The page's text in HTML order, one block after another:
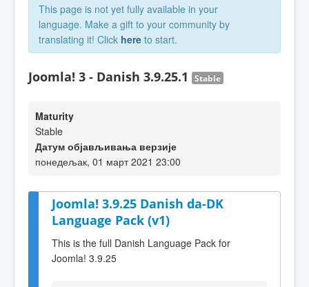
This page is not yet fully available in your
language. Make a gift to your community by
translating it! Click here to start.
Joomla! 3 - Danish 3.9.25.1 Stable
Maturity
Stable
Датум објављивања верзије
понедељак, 01 март 2021 23:00
Joomla! 3.9.25 Danish da-DK
Language Pack (v1)
This is the full Danish Language Pack for
Joomla! 3.9.25